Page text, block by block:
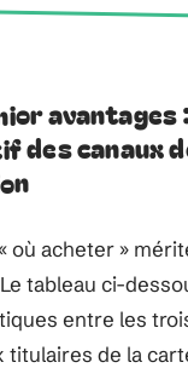
avantages
des canaux
où acheter »
tableau ci-
entre les
titulaires de la